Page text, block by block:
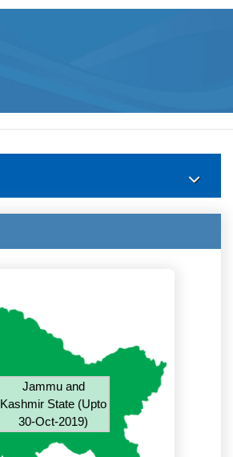
Jammu and
Kashmir State (Upto
30-Oct-2019)